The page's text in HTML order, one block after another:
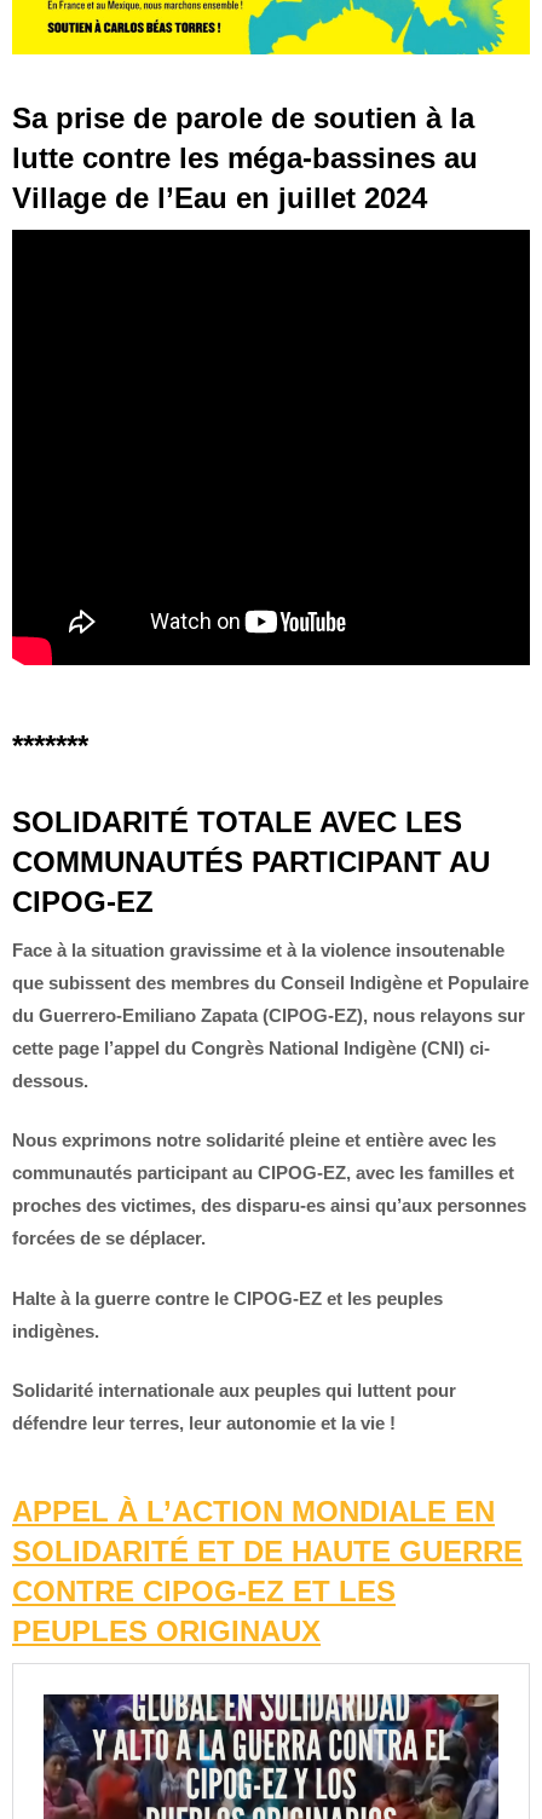
Sa prise de parole de soutien à la
lutte contre les méga-bassines au
Village de l’Eau en juillet 2024
*******
SOLIDARITÉ TOTALE AVEC LES
COMMUNAUTÉS PARTICIPANT AU
CIPOG-EZ
Face à la situation gravissime et à la violence insoutenable
que subissent des membres du Conseil Indigène et Populaire
du Guerrero-Emiliano Zapata (CIPOG-EZ), nous relayons sur
cette page l’appel du Congrès National Indigène (CNI) ci-
dessous.
Nous exprimons notre solidarité pleine et entière avec les
communautés participant au CIPOG-EZ, avec les familles et
proches des victimes, des disparu-es ainsi qu’aux personnes
forcées de se déplacer.
Halte à la guerre contre le CIPOG-EZ et les peuples
indigènes.
Solidarité internationale aux peuples qui luttent pour
défendre leur terres, leur autonomie et la vie !
APPEL À L’ACTION MONDIALE EN
SOLIDARITÉ ET DE HAUTE GUERRE
CONTRE CIPOG-EZ ET LES
PEUPLES ORIGINAUX